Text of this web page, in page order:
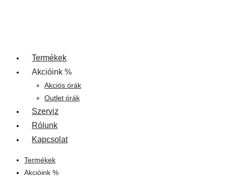
Termékek
Akcióink %
Akciós órák
Outlet órák
Szerviz
Rólunk
Kapcsolat
Termékek
Akcióink %